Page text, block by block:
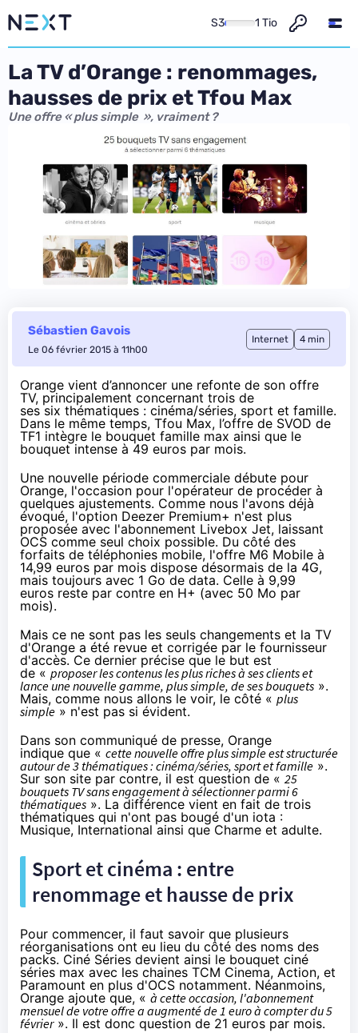
S3 1 Tio
La TV d’Orange : renommages,
hausses de prix et Tfou Max
Une offre « plus simple », vraiment ?
Sébastien Gavois
Le 06 février 2015 à 11h00
Internet 4 min
Orange vient d’annoncer une refonte de son offre
TV, principalement concernant trois de
ses six thématiques : cinéma/séries, sport et famille.
Dans le même temps, Tfou Max, l’offre de SVOD de
TF1 intègre le bouquet famille max ainsi que le
bouquet intense à 49 euros par mois.
Une nouvelle période commerciale débute pour
Orange, l'occasion pour l'opérateur de procéder à
quelques ajustements. Comme nous l'avons déjà
évoqué, l'option Deezer Premium+ n'est plus
proposée avec l'abonnement Livebox Jet, laissant
OCS comme seul choix possible. Du côté des
forfaits de téléphonies mobile, l'offre M6 Mobile à
14,99 euros par mois dispose désormais de la 4G,
mais toujours avec 1 Go de data. Celle à 9,99
euros reste par contre en H+ (avec 50 Mo par
mois).
Mais ce ne sont pas les seuls changements et la TV
d'Orange a été revue et corrigée par le fournisseur
d'accès. Ce dernier précise que le but est
de « proposer les contenus les plus riches à ses clients et
lance une nouvelle gamme, plus simple, de ses bouquets ».
Mais, comme nous allons le voir, le côté « plus
simple » n'est pas si évident.
Dans son communiqué de presse, Orange
indique que « cette nouvelle offre plus simple est structurée
autour de 3 thématiques : cinéma/séries, sport et famille ».
Sur son site par contre, il est question de « 25
bouquets TV sans engagement à sélectionner parmi 6
thématiques ». La différence vient en fait de trois
thématiques qui n'ont pas bougé d'un iota :
Musique, International ainsi que Charme et adulte.
Sport etcinéma : entre
renommage et hausse de prix
Pour commencer, il faut savoir que plusieurs
réorganisations ont eu lieu du côté des noms des
packs. Ciné Séries devient ainsi le bouquet ciné
séries max avec les chaines TCM Cinema, Action, et
Paramount en plus d'OCS notamment. Néanmoins,
Orange ajoute que, « à cette occasion, l'abonnement
mensuel de votre offre a augmenté de 1 euro à compter du 5
février». Il est donc question de 21 euros par mois.